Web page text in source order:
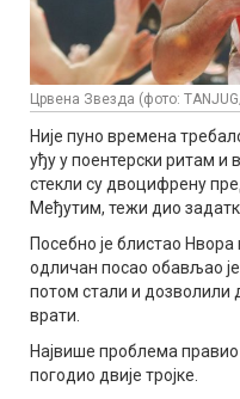
Црвена Звезда (фото:
Није пуно времена
уђу у поентерски ритам и
стекли су двоцифрену
Међутим, тежи дио
Посебно је блистао Нвора
одличан посао обављао
потом стали и дозволили
врати.
Највише проблема правио
погодио двије тројке.